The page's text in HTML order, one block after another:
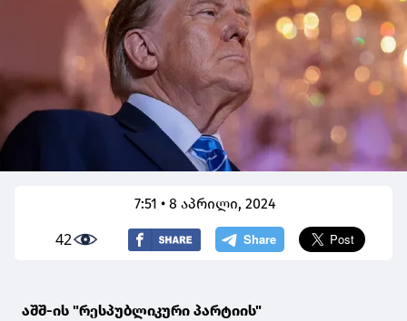
7:51 • 8 აპრილი, 2024
42
აშშ-ის "რესპუბლიკური პარტიის"